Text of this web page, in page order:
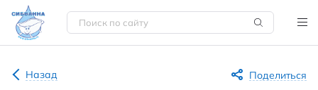
Назад Поделиться